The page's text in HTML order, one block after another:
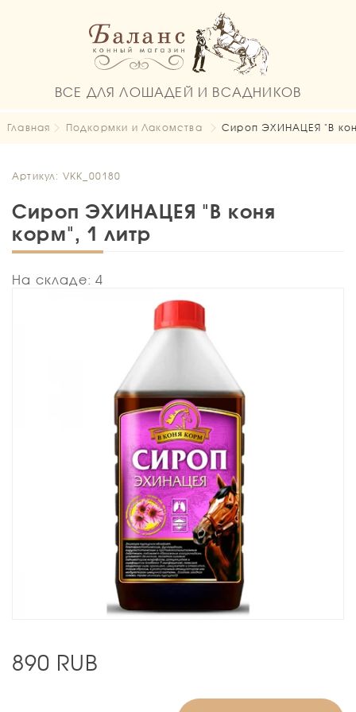
ВСЕ ДЛЯ ЛОШАДЕЙ И ВСАДНИКОВ
Главная Подкормки и Лакомства Сироп ЭХИНАЦЕЯ "В
Артикул: VKK_00180
Сироп ЭХИНАЦЕЯ "В коня
корм", 1 литр
На складе: 4
890 RUB